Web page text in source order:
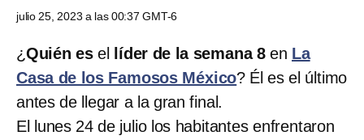
julio 25, 2023 a las 00:37 GMT-6
¿Quién esel líder de la semana 8en La
Casa de los Famosos México? Él es el último
antes de llegar a la gran final.
El lunes 24 de julio los habitantes enfrentaron